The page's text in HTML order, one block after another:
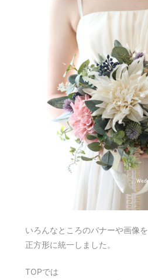
いろんなところのバナーや画像を
正方形に統一しました。
TOPでは